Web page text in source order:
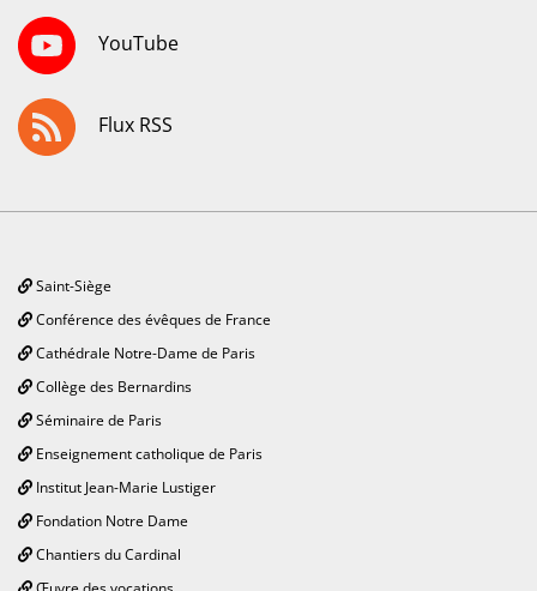
YouTube
Flux RSS
Saint-Siège
Conférence des évêques de France
Cathédrale Notre-Dame de Paris
Collège des Bernardins
Séminaire de Paris
Enseignement catholique de Paris
Institut Jean-Marie Lustiger
Fondation Notre Dame
Chantiers du Cardinal